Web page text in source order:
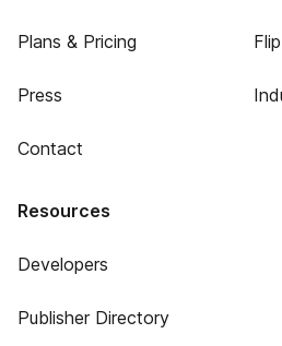
Plans & Pricing
Press
Contact
Resources
Developers
Publisher Directory